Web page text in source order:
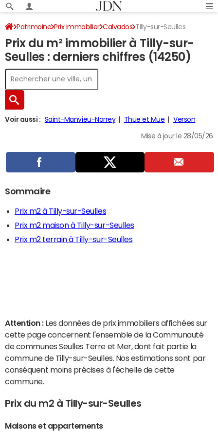
Patrimoine Prix immobilier Calvados Tilly-sur-Seulles
Prix du m² immobilier à Tilly-sur-
Seulles : derniers chiffres (14250)
Voir aussi : Saint-Manvieu-Norrey Thue et Mue Verson
Mise à jour le 28/05/26
Sommaire
Prix m2 à Tilly-sur-Seulles
Prix m2 maison à Tilly-sur-Seulles
Prix m2 terrain à Tilly-sur-Seulles
Attention : Les données de prix immobiliers affichées sur
cette page concernent l'ensemble de la Communauté
de communes Seulles Terre et Mer, dont fait partie la
commune de Tilly-sur-Seulles. Nos estimations sont par
conséquent moins précises à l'échelle de cette
commune.
Prix du m2 à Tilly-sur-Seulles
Maisons et appartements